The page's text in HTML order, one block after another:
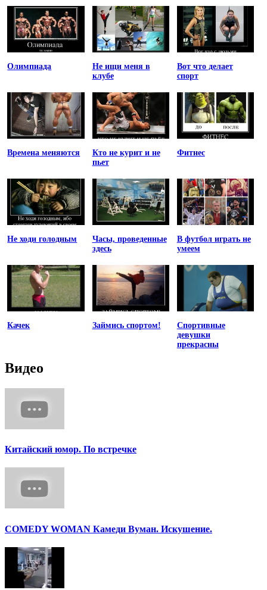
Олимпиада
Не ищи меня в
клубе
Вот что делает
спорт
Времена меняются
Кто не курит и не
пьет
Фитнес
Не ходи голодным
Часы, проведенные
здесь
В футбол играть не
умеем
Качек Займись спортом!
Спортивные
девушки
прекрасны
Видео
Китайский юмор. По встречке
COMEDY WOMAN Камеди Вуман. Искушение.